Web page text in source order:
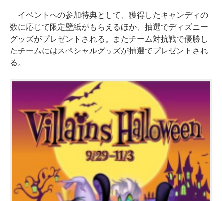
イベントへの参加特典として、獲得したキャンディの
数に応じて限定壁紙がもらえるほか、抽選でディズニー
グッズがプレゼントされる。またチーム対抗戦で優勝し
たチームにはスペシャルグッズが抽選でプレゼントされ
る。